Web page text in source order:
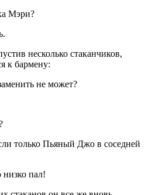
Мэри?
несколько стаканчиков,
к бармену:
не может?
только Пьяный Джо в соседней
пал!